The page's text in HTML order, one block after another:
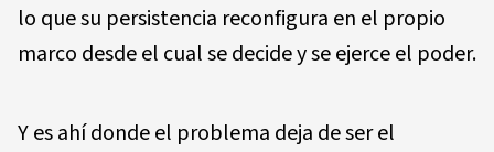
lo que su persistencia reconfigura en el propio
marco desde el cual se decide y se ejerce el poder.
Y es ahí donde el problema deja de ser el